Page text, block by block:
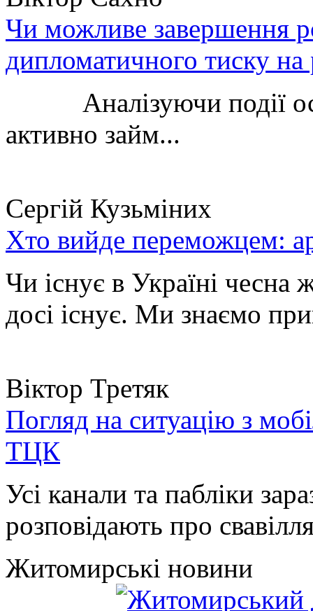
Чи можливе завершення
дипломатичного тиску
Аналізуючи події
активно займ...
Сергій Кузьміних
Хто вийде переможцем:
Чи існує в Україні чесна
досі існує. Ми знаємо
Віктор Третяк
Погляд на ситуацію з
ТЦК
Усі канали та пабліки
розповідають про
Житомирські новини